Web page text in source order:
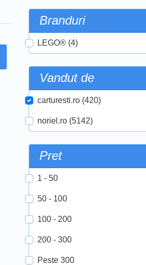
Branduri
LEGO® (4)
Vandut de
carturesti.ro (420)
noriel.ro (5142)
Pret
1 - 50
50 - 100
100 - 200
200 - 300
Peste 300